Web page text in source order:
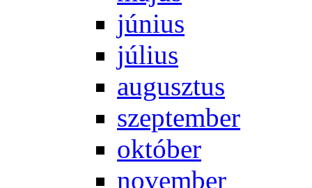
jú­ni­us
jú­li­us
au­gusz­tus
szep­tem­ber
ok­tó­ber
no­vem­ber